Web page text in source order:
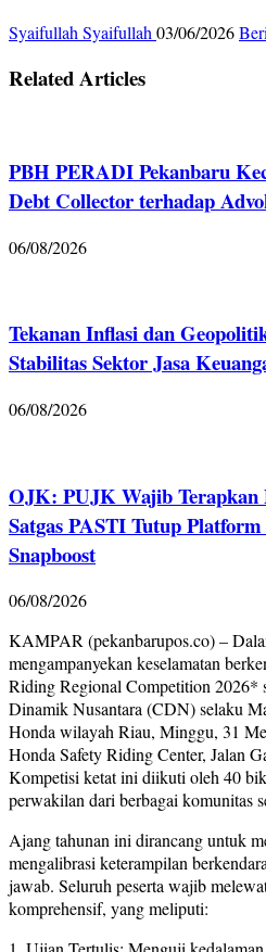
Syaifullah Syaifullah 03/06/2026
Related Articles
PBH PERADI Pekanbaru
Debt Collector terhadap
06/08/2026
Tekanan Inflasi dan
Stabilitas Sektor Jasa
06/08/2026
OJK: PUJK Wajib Terapkan
Satgas PASTI Tutup
Snapboost
06/08/2026
KAMPAR (pekanbarupos.co) –
mengampanyekan keselamatan
Riding Regional Competition 2026*
Dinamik Nusantara (CDN) selaku
Honda wilayah Riau, Minggu, 31
Honda Safety Riding Center, Jalan
Kompetisi ketat ini diikuti oleh 40
perwakilan dari berbagai komunitas
Ajang tahunan ini dirancang untuk
mengalibrasi keterampilan
jawab. Seluruh peserta wajib
komprehensif, yang meliputi: